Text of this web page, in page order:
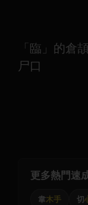
「臨」的倉
尸口
更多熱門速
韋木手 切